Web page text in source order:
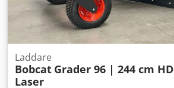
Laddare
Bobcat Grader 96 | 244 cm HD
Laser